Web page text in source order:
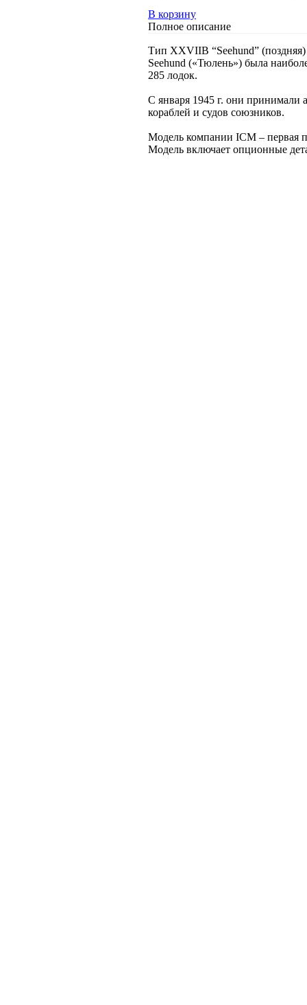
В корзину
Полное описание
Тип XXVIIB “Seehund”
Seehund («Тюлень») была
285 лодок.
С января 1945 г. они принимали
кораблей и судов союзников.
Модель компании ICM – первая
Модель включает опционные